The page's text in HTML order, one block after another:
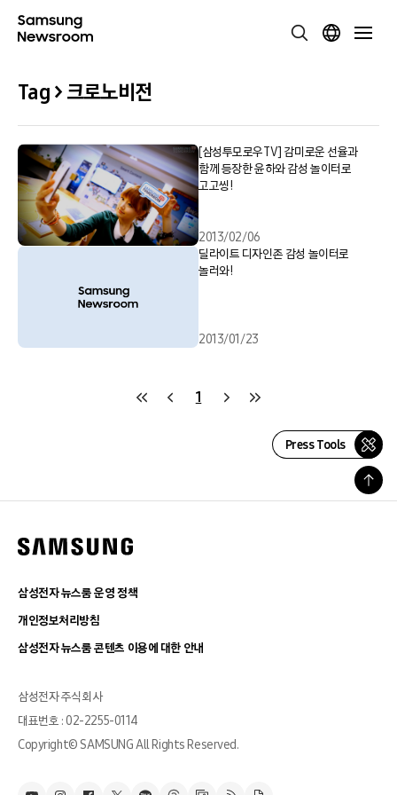
Tag > 크로노비전
[삼성투모로우TV] 감미로운 선율과
함께 등장한 윤하와 감성 놀이터로
고고씽!
2013/02/06
딜라이트 디자인존 감성 놀이터로
놀러와!
2013/01/23
1
Press Tools
삼성전자 뉴스룸 운영 정책
개인정보처리방침
삼성전자 뉴스룸 콘텐츠 이용에 대한 안내
삼성전자 주식회사
대표번호 : 02-2255-0114
Copyright© SAMSUNG All Rights Reserved.